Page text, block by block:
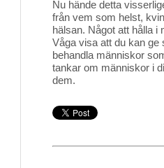
Nu hände detta
från vem som helst,
hälsan. Något att hålla i
Våga visa att du kan ge
behandla människor
tankar om människor i
dem.